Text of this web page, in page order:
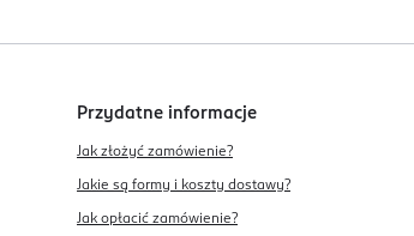
Przydatne informacje
Jak złożyć zamówienie?
Jakie są formy i koszty dostawy?
Jak opłacić zamówienie?